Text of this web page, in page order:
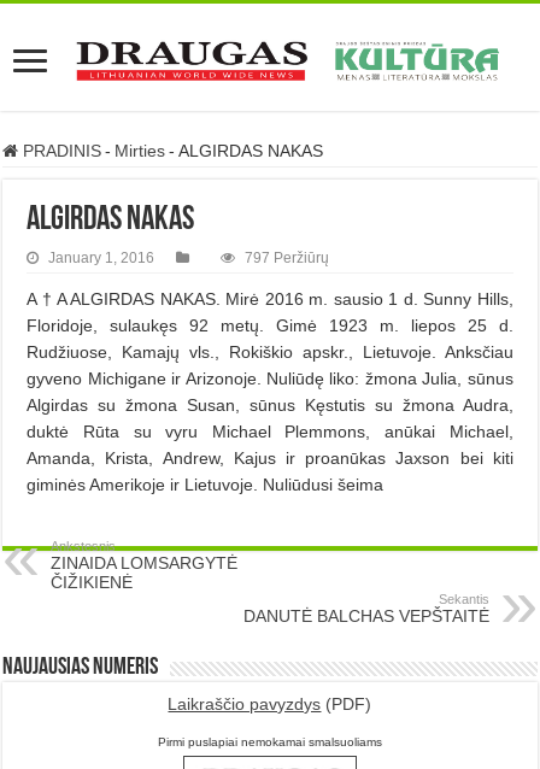
PRADINIS - Mirties - ALGIRDAS NAKAS
ALGIRDAS NAKAS
January 1, 2016 797 Peržiūrų
A † A ALGIRDAS NAKAS. Mirė 2016 m. sausio 1 d. Sunny Hills,
Floridoje, sulaukęs 92 metų. Gimė 1923 m. liepos 25 d.
Rudžiuose, Kamajų vls., Rokiškio apskr., Lietuvoje. Anksčiau
gyveno Michigane ir Arizonoje. Nuliūdę liko: žmona Julia, sūnus
Algirdas su žmona Susan, sūnus Kęstutis su žmona Audra,
duktė Rūta su vyru Michael Plemmons, anūkai Michael,
Amanda, Krista, Andrew, Kajus ir proanūkas Jaxson bei kiti
giminės Amerikoje ir Lietuvoje. Nuliūdusi šeima
Ankstesnis
ZINAIDA LOMSARGYTĖ
ČIŽIKIENĖ
Sekantis
DANUTĖ BALCHAS VEPŠTAITĖ
Naujausias numeris
Laikraščio pavyzdys (PDF)
Pirmi puslapiai nemokamai smalsuoliams